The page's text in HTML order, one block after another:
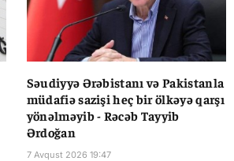
Səudiyyə Ərəbistanı və Pakistanla
müdafiə sazişi heç bir ölkəyə qarşı
yönəlməyib - Rəcəb Tayyib
Ərdoğan
7 Avqust 2026 19:47